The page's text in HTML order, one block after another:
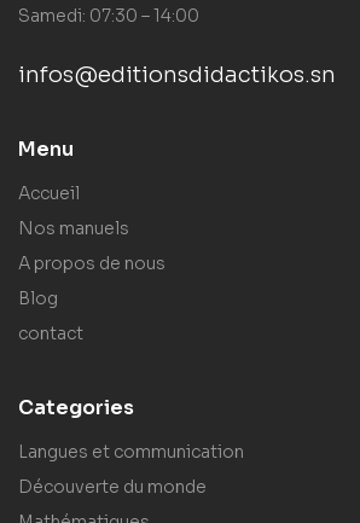
Samedi: 07:30 – 14:00
infos@editionsdidactikos.sn
Menu
Accueil
Nos manuels
A propos de nous
Blog
contact
Categories
Langues et communication
Découverte du monde